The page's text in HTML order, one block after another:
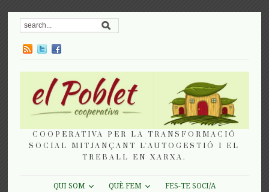
COOPERATIVA PER LA TRANSFORMACIÓ
SOCIAL MITJANÇANT L'AUTOGESTIÓ I EL
TREBALL EN XARXA.
QUI SOM QUÈ FEM
FES-TE SOCI/A